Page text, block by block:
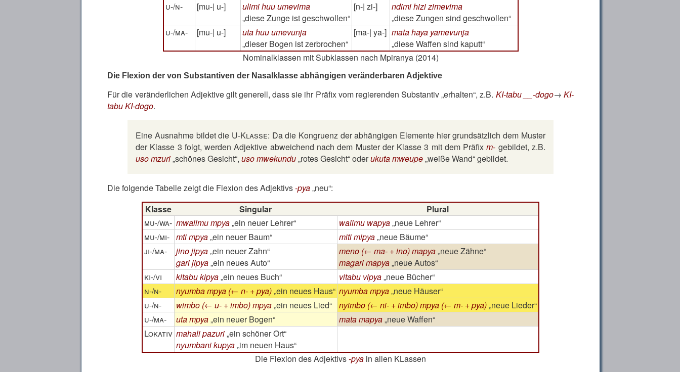
Nominalklassen mit Subklassen nach Mpiranya (2014)
u-/n-
[mu-| u-]
ulimi huu umevima
diese Zunge ist geschwollen
[n-| zi-]
ndimi hizi zimevima
diese Zungen sind geschwollen
u-/ma-
[mu-| u-]
uta huu umevunja
dieser Bogen ist zerbrochen
[ma-| ya-] mata haya yamevunja
diese Waffen sind kaputt
Die Flexion der von Substantiven der Nasalklasse abhängigen veränderbaren Adjektive
Für die veränderlichen Adjektive gilt generell, dass sie ihr Präfix vom regierenden Substantiv erhalten , z.B. KI-tabu __-dogo→ KI-
tabu KI-dogo.
Eine Ausnahme bildet die U-Klasse: Da die Kongruenz der abhängigen Elemente hier grundsätzlich dem Muster
der Klasse 3 folgt, werden Adjektive abweichend nach dem Muster der Klasse 3 mit dem Präfixm- gebildet, z.B.
uso mzuri schönes Gesicht ,uso mwekundu rotes Gesicht oderukuta mweupe weiße Wand gebildet.
Die folgende Tabelle zeigt die Flexion des Adjektivs-pya neu :
Die Flexion des Adjektivs-pya in allen KLassen
Klasse Singular
Plural
mu-/wa- mwalimu mpya ein neuer Lehrer walimu wapya neue Lehrer
mu-/mi- mti mpya ein neuer Baum miti mipya neue Bäume
ji-/ma-
jino jipya ein neuer Zahn
gari jipya ein neues Auto
meno (← ma- + ino) mapya neue Zähne
magari mapya neue Autos
ki-/vi
kitabu kipya ein neues Buch vitabu vipya neue Bücher
n-/n-
nyumba mpya (← n- + pya) ein neues Haus nyumba mpya neue Häuser
u-/n-
wimbo (← u- + imbo) mpya ein neues Lied nyimbo (← ni- + imbo) mpya (← m- + pya) neue Lieder
u-/ma-
uta mpya ein neuer Bogen mata mapya neue Waffen
Lokativ mahali pazuri ein schöner Ort
nyumbani kupya im neuen Haus